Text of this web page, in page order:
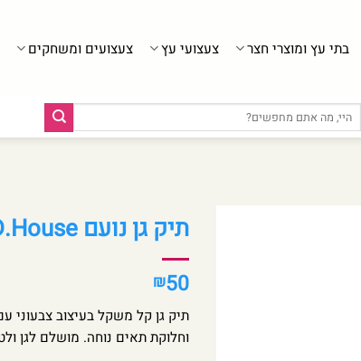
בתי עץ ומוצרי חצר צעצועי עץ צעצועים ומשחקים
עבור:
תיק גן נועם Gabbys D.House – מבית Kal Gav
₪50
תיק גן קל משקל בעיצוב צבעוני
וחלוקת תאים נוחה. מושלם לגן